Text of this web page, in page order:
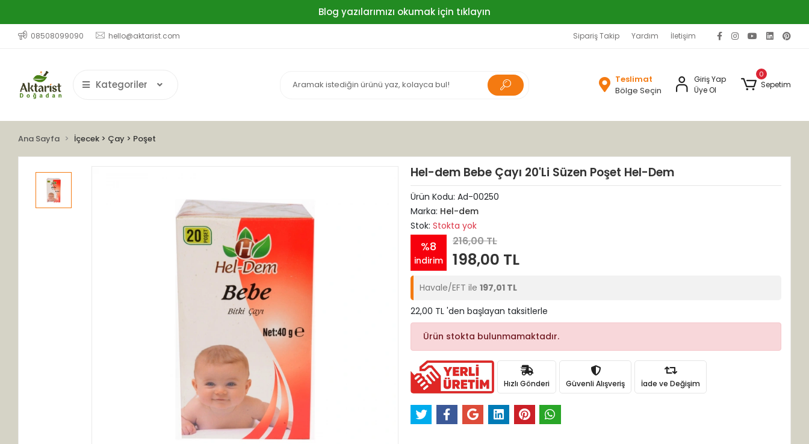
Blog yazılarımızı okumak için tıklayın
08508099090 hello@aktarist.com Sipariş Takip Yardım İletişim
Kategoriler
Teslimat
Bölge Seçin
Giriş Yap
Üye Ol
0
Sepetim
Ana Sayfa İçecek > Çay > Poşet
Hel-dem Bebe Çayı 20'Li Süzen Poşet Hel-Dem
Ürün Kodu: Ad-00250
Marka: Hel-dem
Stok: Stokta yok
%8
indirim
216,00 TL
198,00 TL
Havale/EFT ile 197,01 TL
22,00 TL 'den başlayan taksitlerle
Ürün stokta bulunmamaktadır.
Hızlı Gönderi Güvenli Alışveriş İade ve Değişim